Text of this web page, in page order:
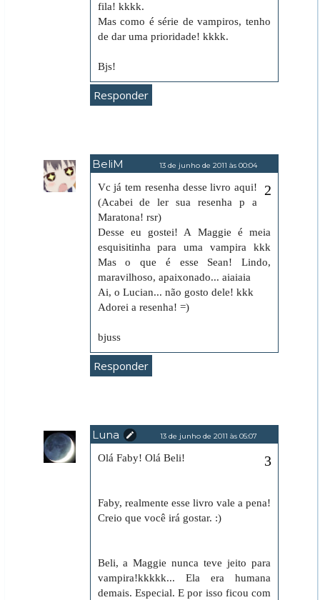
fila! kkkk.
Mas como é série de vampiros, tenho
de dar uma prioridade! kkkk.
Bjs!
Responder
BeliM 13 de junho de 2011 às 00:04
Vc já tem resenha desse livro aqui!
(Acabei de ler sua resenha p a
Maratona! rsr)
Desse eu gostei! A Maggie é meia
esquisitinha para uma vampira kkk
Mas o que é esse Sean! Lindo,
maravilhoso, apaixonado... aiaiaia
Ai, o Lucian... não gosto dele! kkk
Adorei a resenha! =)
bjuss
Responder
Luna 13 de junho de 2011 às 05:07
Olá Faby! Olá Beli!
Faby, realmente esse livro vale a pena!
Creio que você irá gostar. :)
Beli, a Maggie nunca teve jeito para
vampira!kkkkk... Ela era humana
demais. Especial. E por isso ficou com